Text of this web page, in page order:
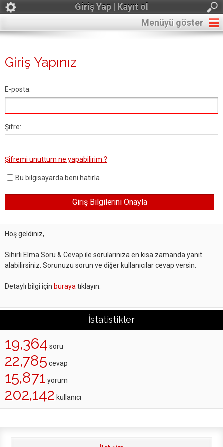
Giriş Yap | Kayıt ol
Menüyü göster
Giriş Yapınız
E-posta:
Şifre:
Şifremi unuttum ne yapabilirim ?
Bu bilgisayarda beni hatırla
Hoş geldiniz,
Sihirli Elma Soru & Cevap ile sorularınıza en kısa zamanda yanıt
alabilirsiniz. Sorunuzu sorun ve diğer kullanıcılar cevap versin.
Detaylı bilgi için buraya tıklayın.
İstatistikler
19,364 soru
22,785 cevap
15,871 yorum
202,142 kullanıcı